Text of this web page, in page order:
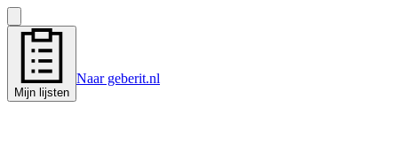
Mijn lijsten
Naar geberit.nl